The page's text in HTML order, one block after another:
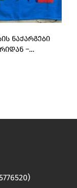
ᲜᲐᲥᲐᲠᲒᲔᲑᲘ
–
• MZEVINARI”